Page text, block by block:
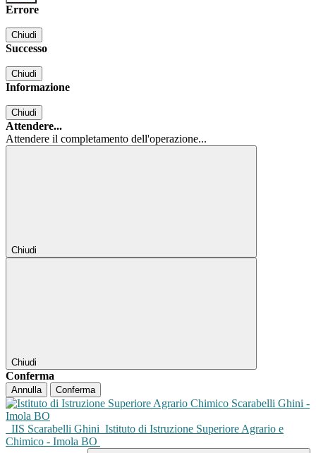
Errore
Chiudi
Successo
Chiudi
Informazione
Chiudi
Attendere...
Attendere il completamento dell'operazione...
Chiudi
Chiudi
Conferma
Annulla Conferma
IIS Scarabelli Ghini Istituto di Istruzione Superiore Agrario e
Chimico - Imola BO